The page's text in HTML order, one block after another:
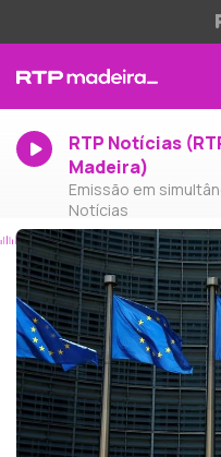
RTP Notícias
Madeira)
Emissão em
Notícias